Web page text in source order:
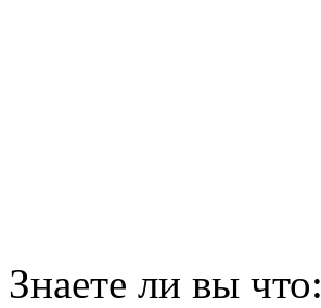
Знаете ли вы что: